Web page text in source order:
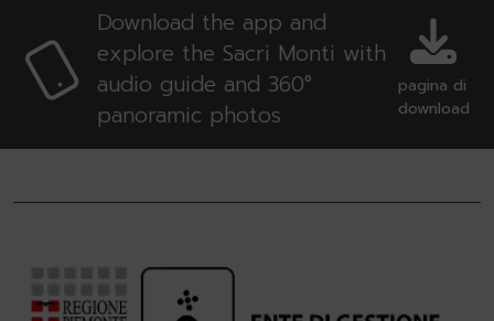
Download the app and
explore the Sacri Monti with
audio guide and 360°
panoramic photos
pagina di
download